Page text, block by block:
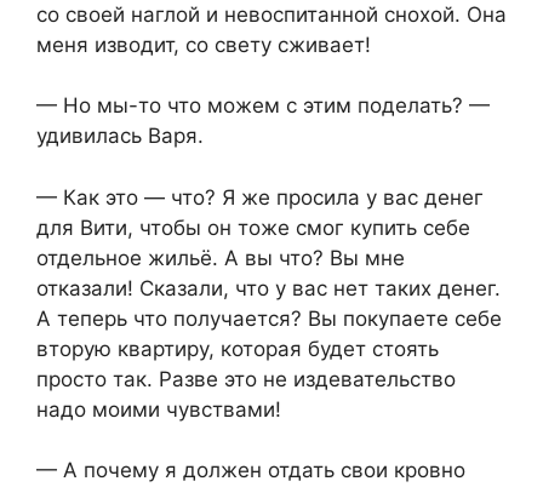
со своей наглой и невоспитанной снохой. Она
меня изводит, со свету сживает!
— Но мы-то что можем с этим поделать? —
удивилась Варя.
— Как это — что? Я же просила у вас денег
для Вити, чтобы он тоже смог купить себе
отдельное жильё. А вы что? Вы мне
отказали! Сказали, что у вас нет таких денег.
А теперь что получается? Вы покупаете себе
вторую квартиру, которая будет стоять
просто так. Разве это не издевательство
надо моими чувствами!
— А почему я должен отдать свои кровно